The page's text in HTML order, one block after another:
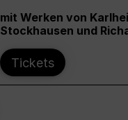
mit Werken von
Stockhausen und
Tickets